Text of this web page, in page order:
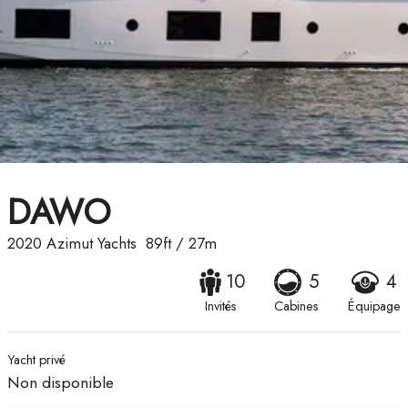
DAWO
2020 Azimut Yachts 89ft/ 27m
10
Invités
5
Cabines
4
Équipage
Yacht privé
Non disponible